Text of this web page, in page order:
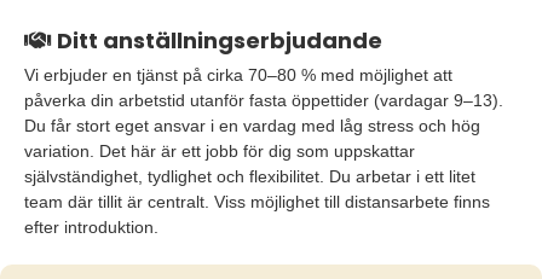
Ditt anställningserbjudande
Vi erbjuder en tjänst på cirka 70–80 % med möjlighet att
påverka din arbetstid utanför fasta öppettider (vardagar 9–13).
Du får stort eget ansvar i en vardag med låg stress och hög
variation. Det här är ett jobb för dig som uppskattar
självständighet, tydlighet och flexibilitet. Du arbetar i ett litet
team där tillit är centralt. Viss möjlighet till distansarbete finns
efter introduktion.